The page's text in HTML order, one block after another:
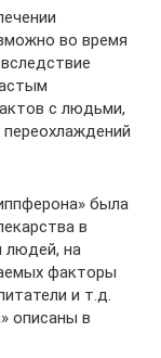
во время
с людьми,
была
в
людей, на
факторы
и т.д.
описаны в